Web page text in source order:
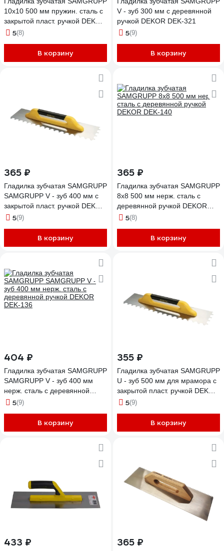
10х10 500 мм пружин. сталь c
закрытой пласт. ручкой DEKOR
DEK-434
5(8)
В корзину
V - зуб 300 мм с деревянной
ручкой DEKOR DEK-321
5(9)
В корзину
365 ₽
Гладилка зубчатая SAMGRUPP
SAMGRUPP V - зуб 400 мм с
закрытой пласт. ручкой DEKOR
DEK-222
5(9)
В корзину
365 ₽
Гладилка зубчатая SAMGRUPP
8х8 500 мм нерж. сталь с
деревянной ручкой DEKOR
DEK-140
5(8)
В корзину
404 ₽
Гладилка зубчатая SAMGRUPP
SAMGRUPP V - зуб 400 мм
нерж. сталь с деревянной
5(9)
В корзину
355 ₽
Гладилка зубчатая SAMGRUPP
U - зуб 500 мм для мрамора с
закрытой пласт. ручкой DEKOR
DEK-486
5(9)
В корзину
433 ₽ 365 ₽